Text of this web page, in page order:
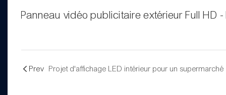
Panneau vidéo publicitaire extérieur Full HD
Prev Projet d'affichage LED intérieur pour un supermarché